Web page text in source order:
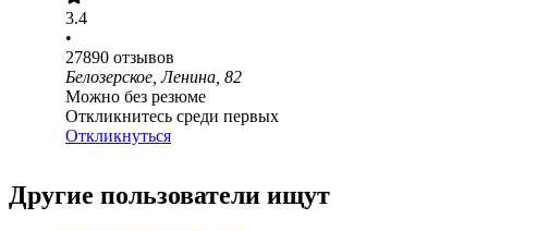
3.4
•
27890 отзывов
Белозерское, Ленина, 82
Можно без резюме
Откликнитесь среди первых
Откликнуться
Другие пользователи ищут